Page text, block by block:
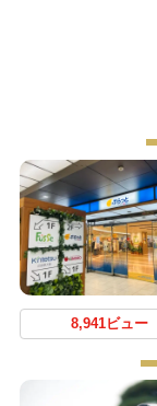
8,941ビュー